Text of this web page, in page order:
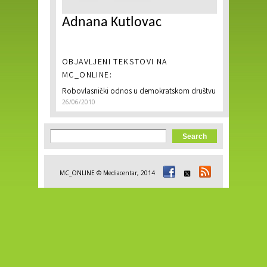
Adnana Kutlovac
OBJAVLJENI TEKSTOVI NA
MC_ONLINE:
Robovlasnički odnos u demokratskom društvu
26/06/2010
Search form
Search
MC_ONLINE © Mediacentar, 2014